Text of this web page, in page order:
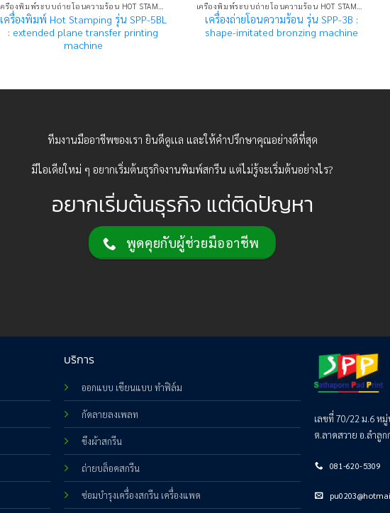
เครื่องพิมพ์ระบบถ่ายโอนความร้อน HOT STAMPING MACHINE
เครื่องพิมพ์ Hot Stamping รุ่น SPP-5BL
: extended plane transfer printing
machine
เครื่องพิมพ์ระบบถ่ายโอนความร้อน HOT STAMPING MACHINE
เครื่องถ่ายโอนความร้อน รุ่น SPP-3B :
shape-imitated bronzing machine
ทีมงานมืออาชีพของเรา ยินดีดูเเล และให้คำปรึกษาคุณอย่างดีที่สุด
มีไอเดียใหม่ ๆ อยากเริ่มต้นธุรกิจงานพิมพ์สกรีน แต่ไม่รู้จะเริ่มต้นอย่างไร?
อยากเริ่มต้นธุรกิจ แต่ติดปัญหา
พูดคุยกับผู้ช่วยมืออาชีพ
บริการ
ออกแบบ เขียนแบบ ทำฟิล์ม
กัดลายลงเพลท
ขึงผ้าสกรีน
ถ่ายบล็อคสกรีน
ซ่อมบำรุงเครื่องสกรีน เครื่องแพด
เลขที่ 70/22 ม.6 ห
ต.ลาดสวาย อ.ลำลู
081-620-5309